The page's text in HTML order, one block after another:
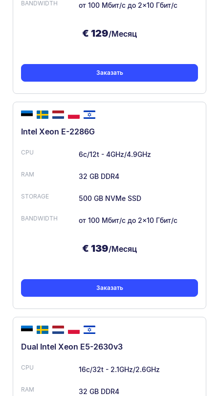
от 100 Мбит/с до 2×10 Гбит/с
€ 129/Месяц
Заказать
Intel Xeon E-2286G
6c/12t - 4GHz/4.9GHz
32 GB DDR4
500 GB NVMe SSD
от 100 Мбит/с до 2×10 Гбит/с
€ 139/Месяц
Заказать
Dual Intel Xeon E5-2630v3
16c/32t - 2.1GHz/2.6GHz
32 GB DDR4